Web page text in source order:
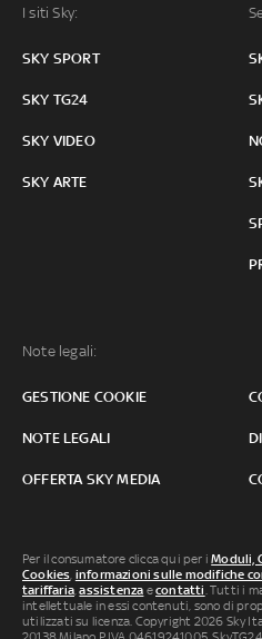
I siti Sky:
SKY SPORT
SKY TG24
SKY VIDEO
SKY ARTE
Note legali:
GESTIONE COOKIE
NOTE LEGALI
OFFERTA SKY MEDIA
Per il consumatore clicca qui per iModuli,
Cookies, informazioni sulle modifiche
tariffaria,assistenza econtatti. Tutti i
intellettuale in essi contenuti, sono di
utilizzati su licenza. Copyright 2026 Sky